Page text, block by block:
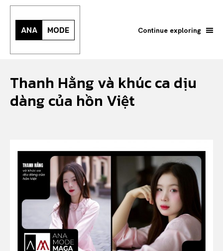
Search your query... Search
Or continue exploring...
ANA MODE Continue exploring
Thanh Hằng và khúc ca dịu
dàng của hồn Việt